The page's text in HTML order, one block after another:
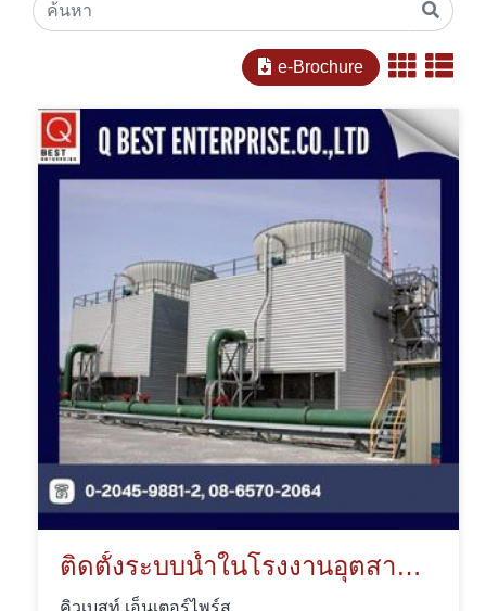
e-Brochure
ติดตั้งระบบน้ำในโรงงานอุตสาหกรรม
คิวเบสท์ เอ็นเตอร์ไพร์ส